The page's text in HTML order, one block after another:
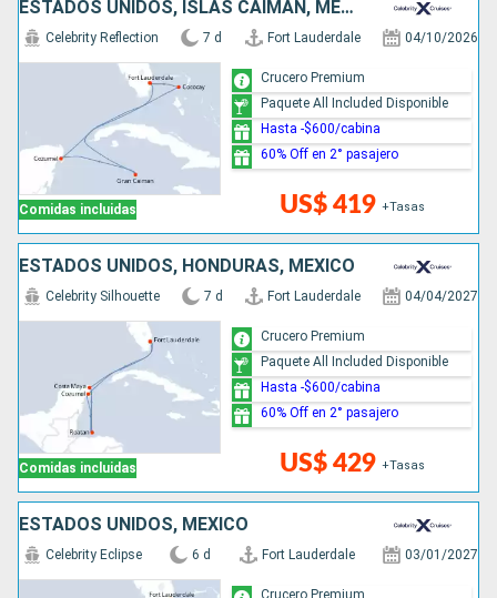
ESTADOS UNIDOS, ISLAS CAIMÁN, MÉXICO, BAHAMAS
Comidas incluidas
Celebrity Reflection 7 d Fort Lauderdale 04/10/2026
US$ 419 +Tasas
Crucero Premium
Paquete All Included Disponible
Hasta -$600/cabina
60% Off en 2° pasajero
ESTADOS UNIDOS, HONDURAS, MÉXICO
Comidas incluidas
Celebrity Silhouette 7 d Fort Lauderdale 04/04/2027
US$ 429 +Tasas
Crucero Premium
Paquete All Included Disponible
Hasta -$600/cabina
60% Off en 2° pasajero
ESTADOS UNIDOS, MÉXICO
Celebrity Eclipse 6 d Fort Lauderdale 03/01/2027
Crucero Premium